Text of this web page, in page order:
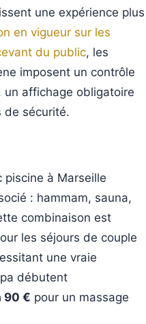
une expérience plus
en vigueur sur les
du public, les
imposent un contrôle
un affichage obligatoire
de sécurité.
piscine à Marseille
: hammam, sauna,
combinaison est
les séjours de couple
une vraie
débutent
90 € pour un massage